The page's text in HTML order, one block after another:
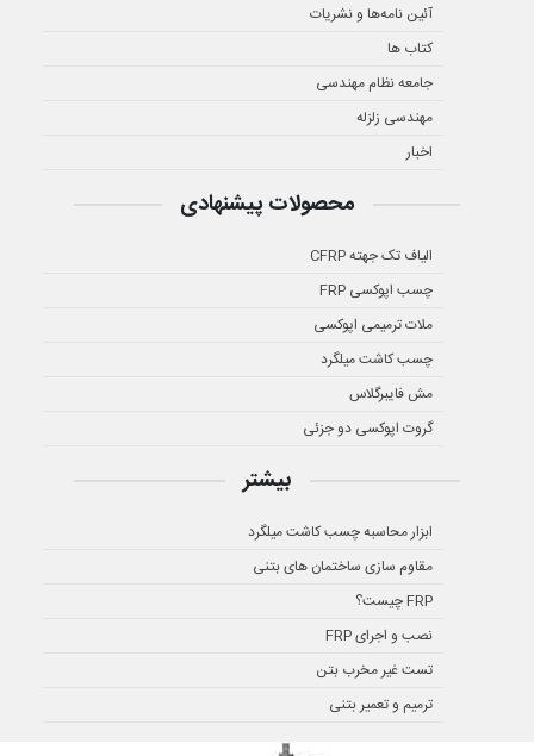
آئین نامه‌ها و نشریات
کتاب ها
جامعه نظام مهندسی
مهندسی زلزله
اخبار
محصولات پیشنهادی
الیاف تک جهته CFRP
چسب اپوکسی FRP
ملات ترمیمی اپوکسی
چسب کاشت میلگرد
مش فایبرگلاس
گروت اپوکسی دو جزئی
بیشتر
ابزار محاسبه چسب کاشت میلگرد
مقاوم سازی ساختمان های بتنی
FRP چیست؟
نصب و اجرای FRP
تست غیر مخرب بتن
ترمیم و تعمیر بتنی